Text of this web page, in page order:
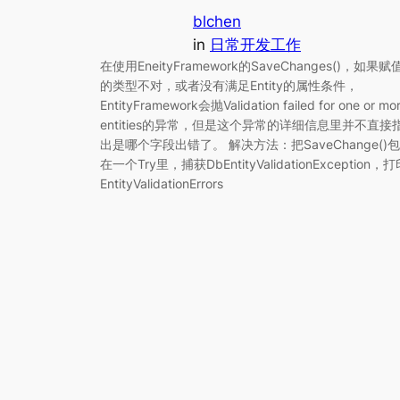
blchen
in 日常开发工作
在使用EneityFramework的SaveChanges()，如果赋
的类型不对，或者没有满足Entity的属性条件，
EntityFramework会抛Validation failed for one or
entities的异常，但是这个异常的详细信息里并不直接
出是哪个字段出错了。 解决方法：把SaveChange()包
在一个Try里，捕获DbEntityValidationException，打
EntityValidationErrors